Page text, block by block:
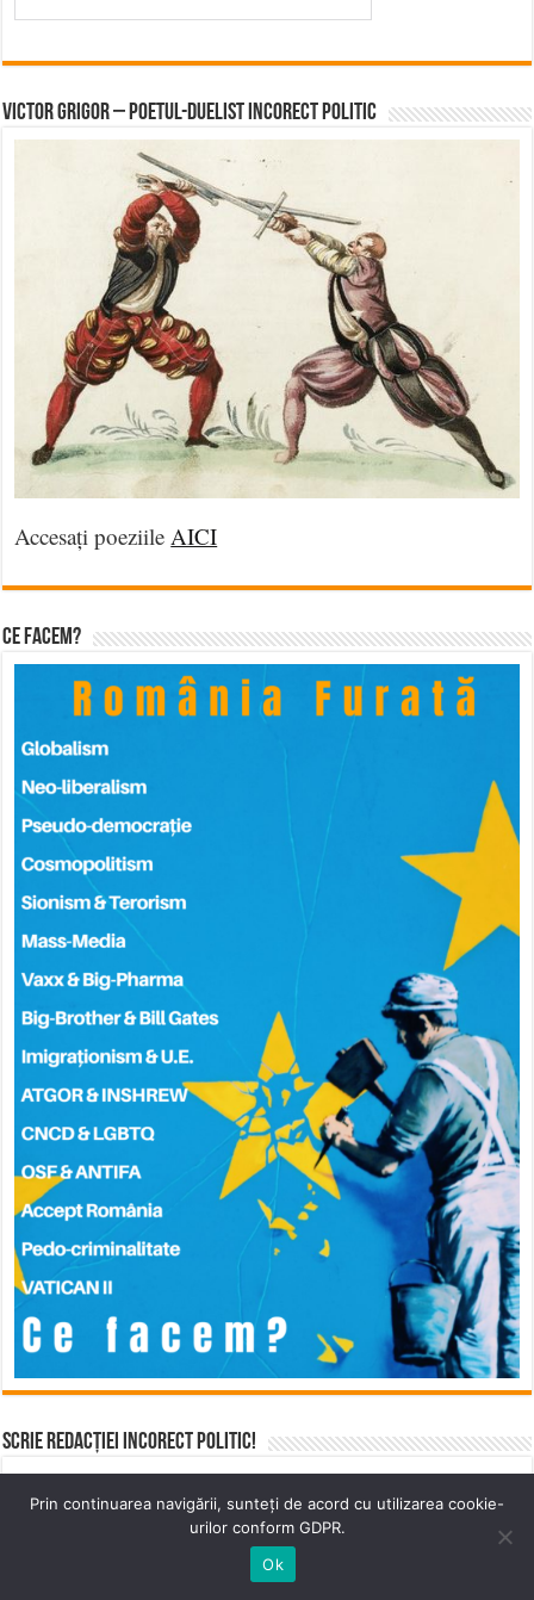
Victor Grigor – Poetul-Duelist Incorect Politic
Accesați poeziileAICI
Ce facem?
Scrie Redacției Incorect Politic!
Trimiteți materiale, documente pentru articole, sau
lăsați un mesaj pe adresa contact@incorectpolitic.com
Prin continuarea navigării, sunteți de acord cu utilizarea cookie-
urilor conform GDPR.
Ok